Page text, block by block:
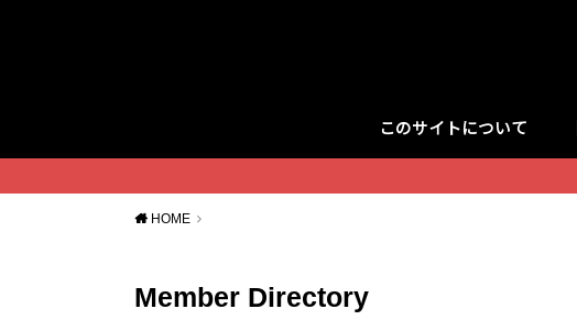
このサイトについて
HOME
Member Directory